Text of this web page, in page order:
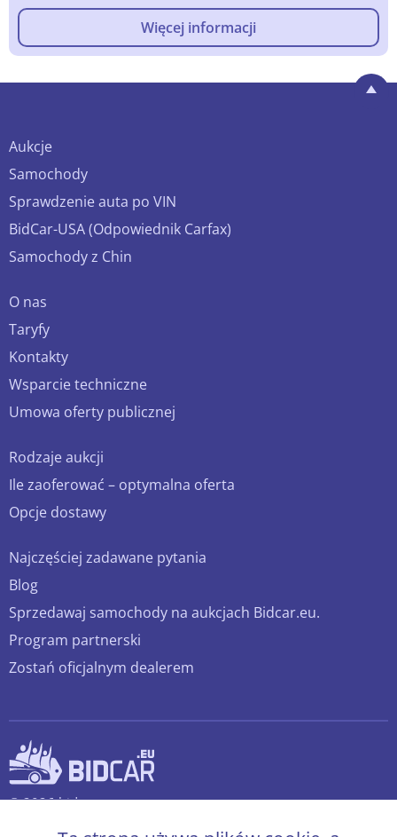
Więcej informacji
Aukcje
Samochody
Sprawdzenie auta po VIN
BidCar-USA (Odpowiednik Carfax)
Samochody z Chin
O nas
Taryfy
Kontakty
Wsparcie techniczne
Umowa oferty publicznej
Rodzaje aukcji
Ile zaoferować – optymalna oferta
Opcje dostawy
Najczęściej zadawane pytania
Blog
Sprzedawaj samochody na aukcjach Bidcar.eu.
Program partnerski
Zostań oficjalnym dealerem
© 2026 bidcar.eu